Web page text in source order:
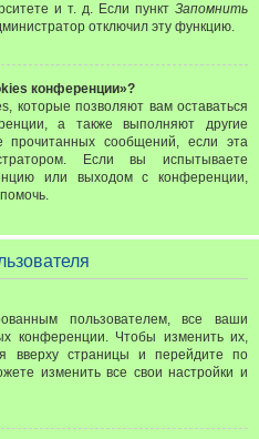
и т. д. Если пункт Запомнить
отключил эту функцию.
конференции»?
которые позволяют вам оставаться
а также выполняют другие
прочитанных сообщений, если эта
Если вы испытываете
или выходом с конференции,
пользователем, все ваши
конференции. Чтобы изменить их,
вверху страницы и перейдите по
изменить все свои настройки и